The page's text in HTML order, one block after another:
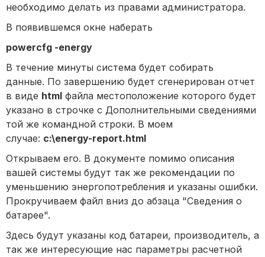
необходимо делать из правами администратора.
В появившемся окне наберать
powercfg -energy
В течение минуты система будет собирать
данные. По завершению будет сгенерирован отчет
в виде html файла местоположение которого будет
указано в строчке с Дополнительными сведениями
той же командной строки. В моем
случае: c:\energy-report.html
Открываем его. В документе помимо описания
вашей системы будут так же рекомендации по
уменьшению энергопотребления и указаны ошибки.
Прокручиваем файл вниз до абзаца "Сведения о
батарее".
Здесь будут указаны код батареи, производитель, а
так же интересующие нас параметры расчетной